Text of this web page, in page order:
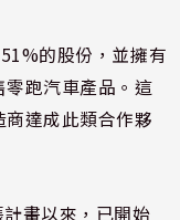
的股份，並擁有
跑汽車產品。這
達成此類合作夥
畫以來，已開始